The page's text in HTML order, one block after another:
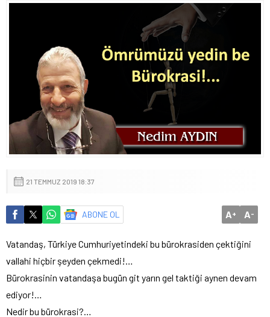
21 TEMMUZ 2019 18:37
ABONE OL A+ A-
Vatandaş, Türkiye Cumhuriyetindeki bu bürokrasiden çektiğini
vallahi hiçbir şeyden çekmedi!…
Bürokrasinin vatandaşa bugün git yarın gel taktiği aynen devam
ediyor!…
Nedir bu bürokrasi?…